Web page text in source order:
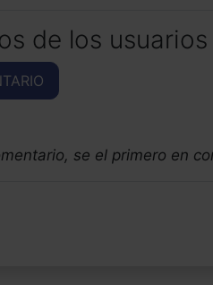
de los usuarios
se el primero en